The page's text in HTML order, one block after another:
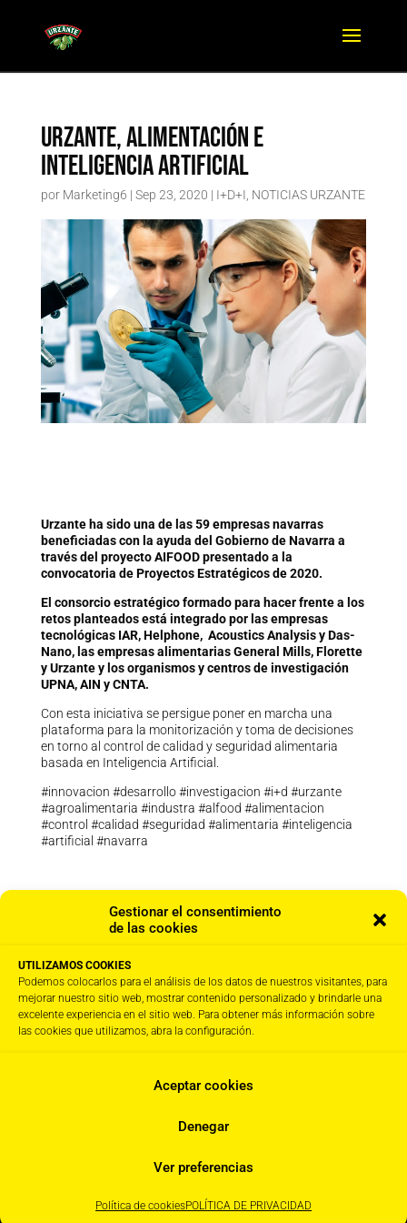
Gestionar el consentimiento
de las cookies
UTILIZAMOS COOKIES
Podemos colocarlos para el análisis de los datos de nuestros visitantes, para
mejorar nuestro sitio web, mostrar contenido personalizado y brindarle una
excelente experiencia en el sitio web. Para obtener más información sobre
las cookies que utilizamos, abra la configuración.
Aceptar cookies
Denegar
Ver preferencias
Política de cookiesPOLÍTICA DE PRIVACIDAD
Urzante, alimentación e
inteligencia artificial
por Marketing6 | Sep 23, 2020 | I+D+I NOTICIAS URZANTE
Urzante ha sido una de las 59 empresas navarras
beneficiadas con la ayuda del Gobierno de Navarra a
través del proyecto AIFOOD presentado a la
convocatoria de Proyectos Estratégicos de 2020.
El consorcio estratégico formado para hacer frente a los
retos planteados está integrado por las empresas
tecnológicas IAR, Helphone, Acoustics Analysis y Das-
Nano, las empresas alimentarias General Mills, Florette
y Urzante y los organismos y centros de investigación
UPNA, AIN y CNTA.
Con esta iniciativa se persigue poner en marcha una
plataforma para la monitorización y toma de decisiones
en torno al control de calidad y seguridad alimentaria
basada en Inteligencia Artificial.
#innovacion #desarrollo #investigacion #i+d #urzante
#agroalimentaria #industra #alfood #alimentacion
#control #calidad #seguridad #alimentaria #inteligencia
#artificial #navarra
https://www.noticiasdenavarra.com/economia/2020/09/
17/23-millones-proyectos-estrategicos-id/1078852.html
Todos los derechos reservados. Urzante SL© Ciudad Agroalimentaria, Calle A,